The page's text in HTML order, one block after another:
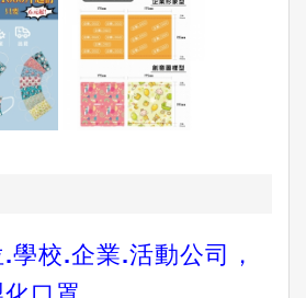
學校.企業.活動公司，